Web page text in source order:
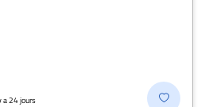
a 24 jours